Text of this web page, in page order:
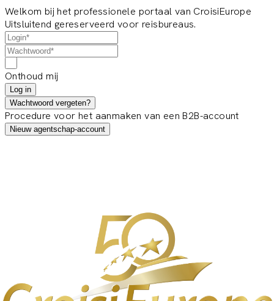
Welkom bij het professionele portaal van CroisiEurope
Uitsluitend gereserveerd voor reisbureaus.
Onthoud mij
Log in
Wachtwoord vergeten?
Procedure voor het aanmaken van een B2B-account
Nieuw agentschap-account